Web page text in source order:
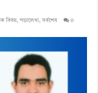
বিষয়,পড়ালেখা,সর্বশেষ
0